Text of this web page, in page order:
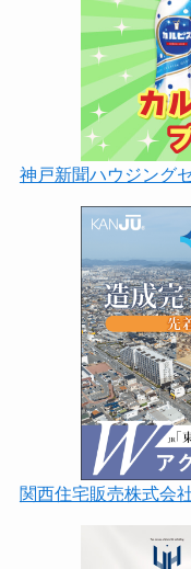
神戸新聞ハウジング
関西住宅販売株式会